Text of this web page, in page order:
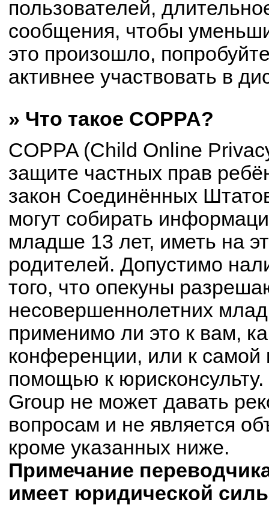
пользователей,
сообщения, чтобы
это произошло,
активнее участвовать в
» Что такое COPPA?
COPPA (Child Online
защите частных прав
закон Соединённых
могут собирать
младше 13 лет, иметь на
родителей. Допустимо
того, что опекуны
несовершеннолетних
применимо ли это к вам,
конференции, или к самой
помощью к
Group не может давать
вопросам и не является
кроме указанных ниже.
Примечание
имеет юридической